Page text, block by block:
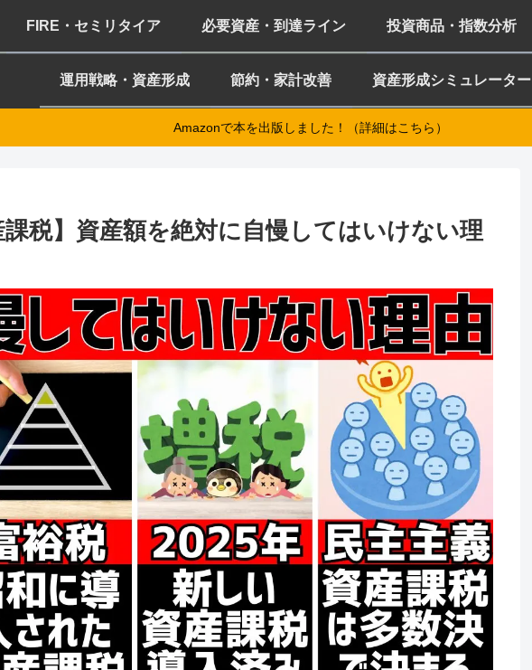
FIRE・セミリタイア 必要資産・到達ライン 投資商品・指数分析
運用戦略・資産形成 節約・家計改善 資産形成シミュレーター
Amazonで本を出版しました！（詳細はこちら）
課税】資産額を絶対に自慢してはいけない理